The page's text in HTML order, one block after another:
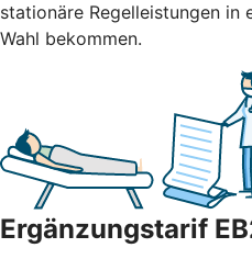
stationäre Regelleistungen in
Wahl bekommen.
Ergänzungstarif